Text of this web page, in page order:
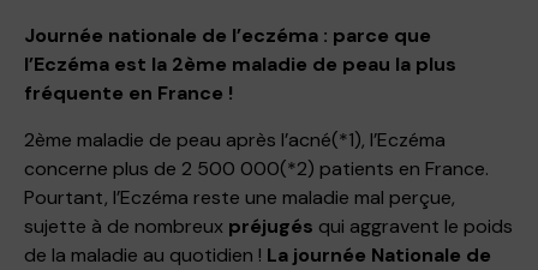
Journée nationale de l’eczéma : parce que
l’Eczéma est la 2ème maladie de peau la plus
fréquente en France !
2ème maladie de peau après l’acné(*1), l’Eczéma
concerne plus de 2 500 000(*2) patients en France.
Pourtant, l’Eczéma reste une maladie mal perçue,
sujette à de nombreux préjugés qui aggravent le poids
de la maladie au quotidien ! La journée Nationale de